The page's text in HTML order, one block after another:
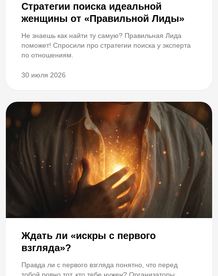
Стратегии поиска идеальной
женщины от «Правильной Лиды»
Не знаешь как найти ту самую? Правильная Лида
поможет! Спросили про стратегии поиска у эксперта
по отношениям.
30 июля 2026
Ждать ли «искры с первого
взгляда»?
Правда ли с первого взгляда понятно, что перед